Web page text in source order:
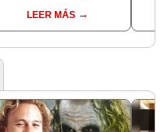
LEER MÁS